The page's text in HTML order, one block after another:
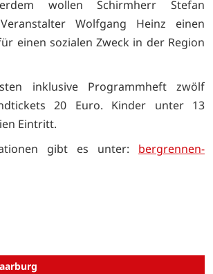
wollen Schirmherr Stefan
Wolfgang Heinz einen
einen sozialen Zweck in der Region
inklusive Programmheft zwölf
20 Euro. Kinder unter 13
Eintritt.
gibt es unter: bergrennen-